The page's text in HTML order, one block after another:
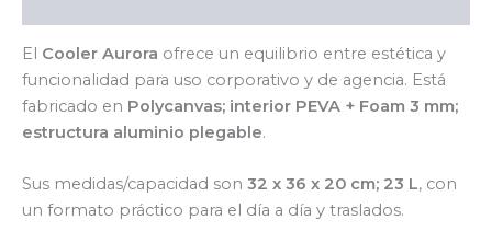
El Cooler Aurora ofrece un equilibrio entre estética y
funcionalidad para uso corporativo y de agencia. Está
fabricado en Polycanvas; interior PEVA + Foam 3 mm;
estructura aluminio plegable.
Sus medidas/capacidad son 32 x 36 x 20 cm; 23 L, con
un formato práctico para el día a día y traslados.